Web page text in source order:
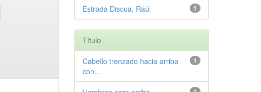
1
Estrada Discua, Raúl
Título
1
Cabello trenzado hacia arriba
con...